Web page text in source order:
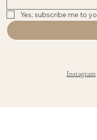
Yes, subscribe me to
Instagram